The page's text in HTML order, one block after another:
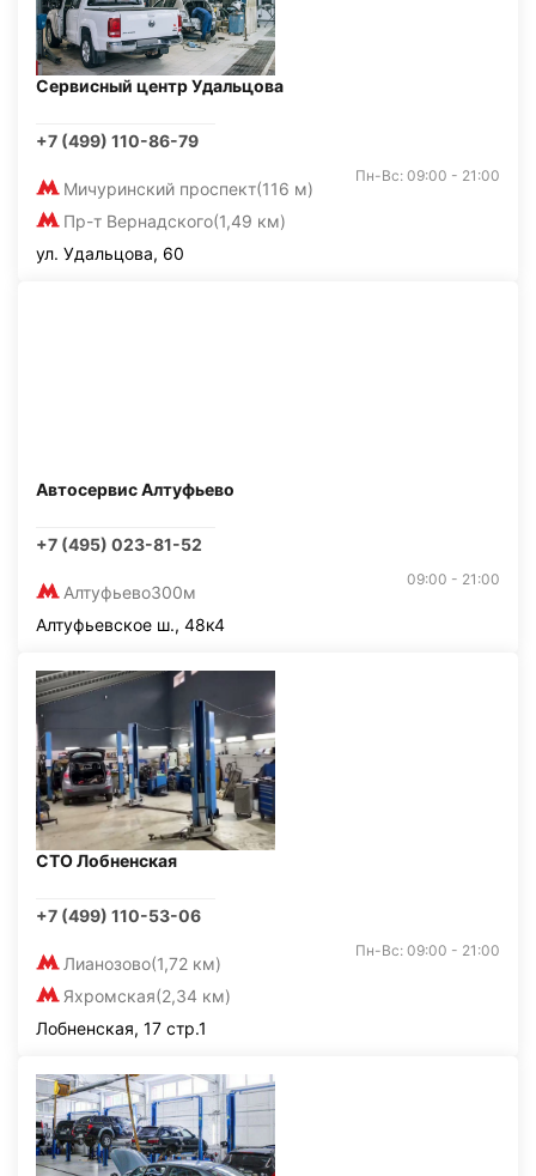
Сервисный центр Удальцова
+7 (499) 110-86-79
Мичуринский проспект(116 м)
Пр-т Вернадского(1,49 км)
Пн-Вс: 09:00 - 21:00
ул. Удальцова, 60
Автосервис Алтуфьево
+7 (495) 023-81-52
Алтуфьево300м
09:00 - 21:00
Алтуфьевское ш., 48к4
СТО Лобненская
+7 (499) 110-53-06
Лианозово(1,72 км)
Яхромская(2,34 км)
Пн-Вс: 09:00 - 21:00
Лобненская, 17 стр.1